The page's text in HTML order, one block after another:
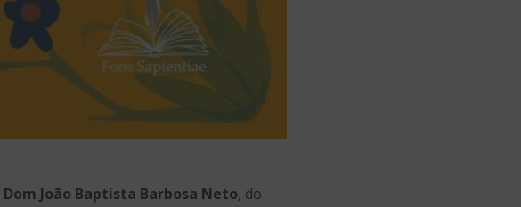
Dom João Baptista Barbosa Neto, do